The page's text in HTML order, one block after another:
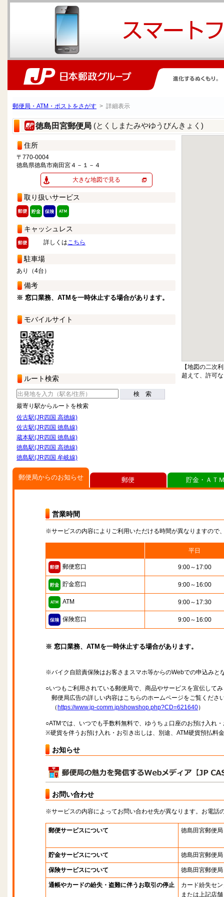
郵便局・ATM・ポストをさがす > 詳細表示
徳島田宮郵便局 (とくしまたみやゆうびんきょく)
住所
〒770-0004
徳島県徳島市南田宮４－１－４
大きな地図で見る
取り扱いサービス
キャッシュレス
詳しくはこちら
駐車場
あり（4台）
備考
※ 窓口業務、ATMを一時休止する場合があります。
モバイルサイト
ルート検索
検 索
最寄り駅からルートを検索
佐古駅(JR四国 高徳線)
佐古駅(JR四国 徳島線)
蔵本駅(JR四国 徳島線)
徳島駅(JR四国 高徳線)
徳島駅(JR四国 牟岐線)
【地図の二次
超えて、許可
郵便局からのお知らせ
営業時間
※サービスの内容によりご利用いただける時間が異なりますので
平日
郵便窓口 9:00～17:00
貯金窓口 9:00～16:00
ATM 9:00～17:30
保険窓口 9:00～16:00
※ 窓口業務、ATMを一時休止する場合があります。
※バイク自賠責保険はお客さまスマホ等からのWebでの申込みと
○いつもご利用されている郵便局で、商品やサービスを宣伝して
郵便局広告の詳しい内容はこちらのホームページをご覧くださ
（ https://www.jp-comm.jp/showshop.php?CD=621640）
○ATMでは、いつでも手数料無料で、ゆうちょ口座のお預け入れ
※硬貨を伴うお預け入れ・お引き出しは、別途、ATM硬貨預払料
お知らせ
お問い合わせ
※サービスの内容によってお問い合わせ先が異なります。お電話
郵便サービスについて 徳島田宮郵便局
貯金サービスについて 徳島田宮郵便局
保険サービスについて 徳島田宮郵便局
通帳やカードの紛失・盗難に伴うお取引の停止
カード紛失セ
または上記店舗
郵便 貯金・ＡＴ